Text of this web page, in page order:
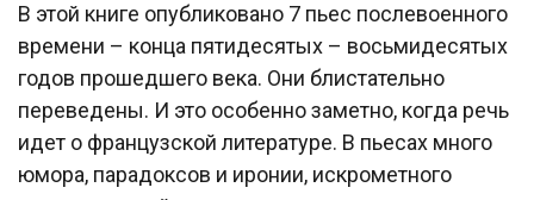
В этой книге опубликовано 7 пьес послевоенного
времени – конца пятидесятых – восьмидесятых
годов прошедшего века. Они блистательно
переведены. И это особенно заметно, когда речь
идет о французской литературе. В пьесах много
юмора, парадоксов и иронии, искрометного